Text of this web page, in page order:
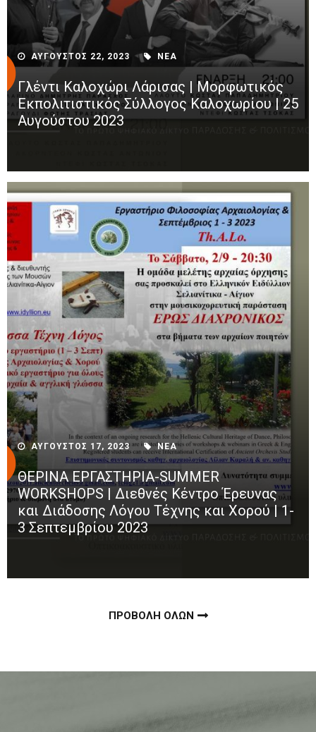
ΑΥΓΟΥΣΤΟΣ 22, 2023 ΝΕΑ
Γλέντι Καλοχώρι Λάρισας | Μορφωτικός
Εκπολιτιστικός Σύλλογος Καλοχωρίου | 25
Αυγούστου 2023
ΑΥΓΟΥΣΤΟΣ 17, 2023 ΝΕΑ
ΘΕΡΙΝΑ ΕΡΓΑΣΤΗΡΙΑ-SUMMER
WORKSHOPS | Διεθνές Κέντρο Έρευνας
και Διάδοσης Λόγου Τέχνης και Χορού | 1-
3 Σεπτεμβρίου 2023
ΠΡΟΒΟΛΗ ΟΛΩΝ